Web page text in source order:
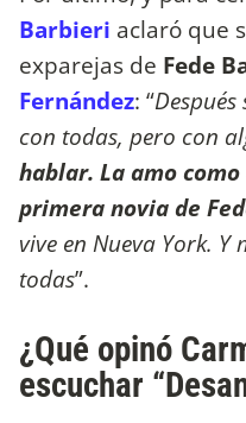
Barbieri aclaró que
exparejas de Fede
Fernández: “
con todas, pero con
hablar. La amo
primera novia de
vive en Nueva York.
todas”.
¿Qué opinó
escuchar